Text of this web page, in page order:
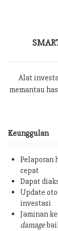
Alat
memantau
Keunggulan
Pelaporan
cepat
Dapat
Update
investasi
Jaminan
damage